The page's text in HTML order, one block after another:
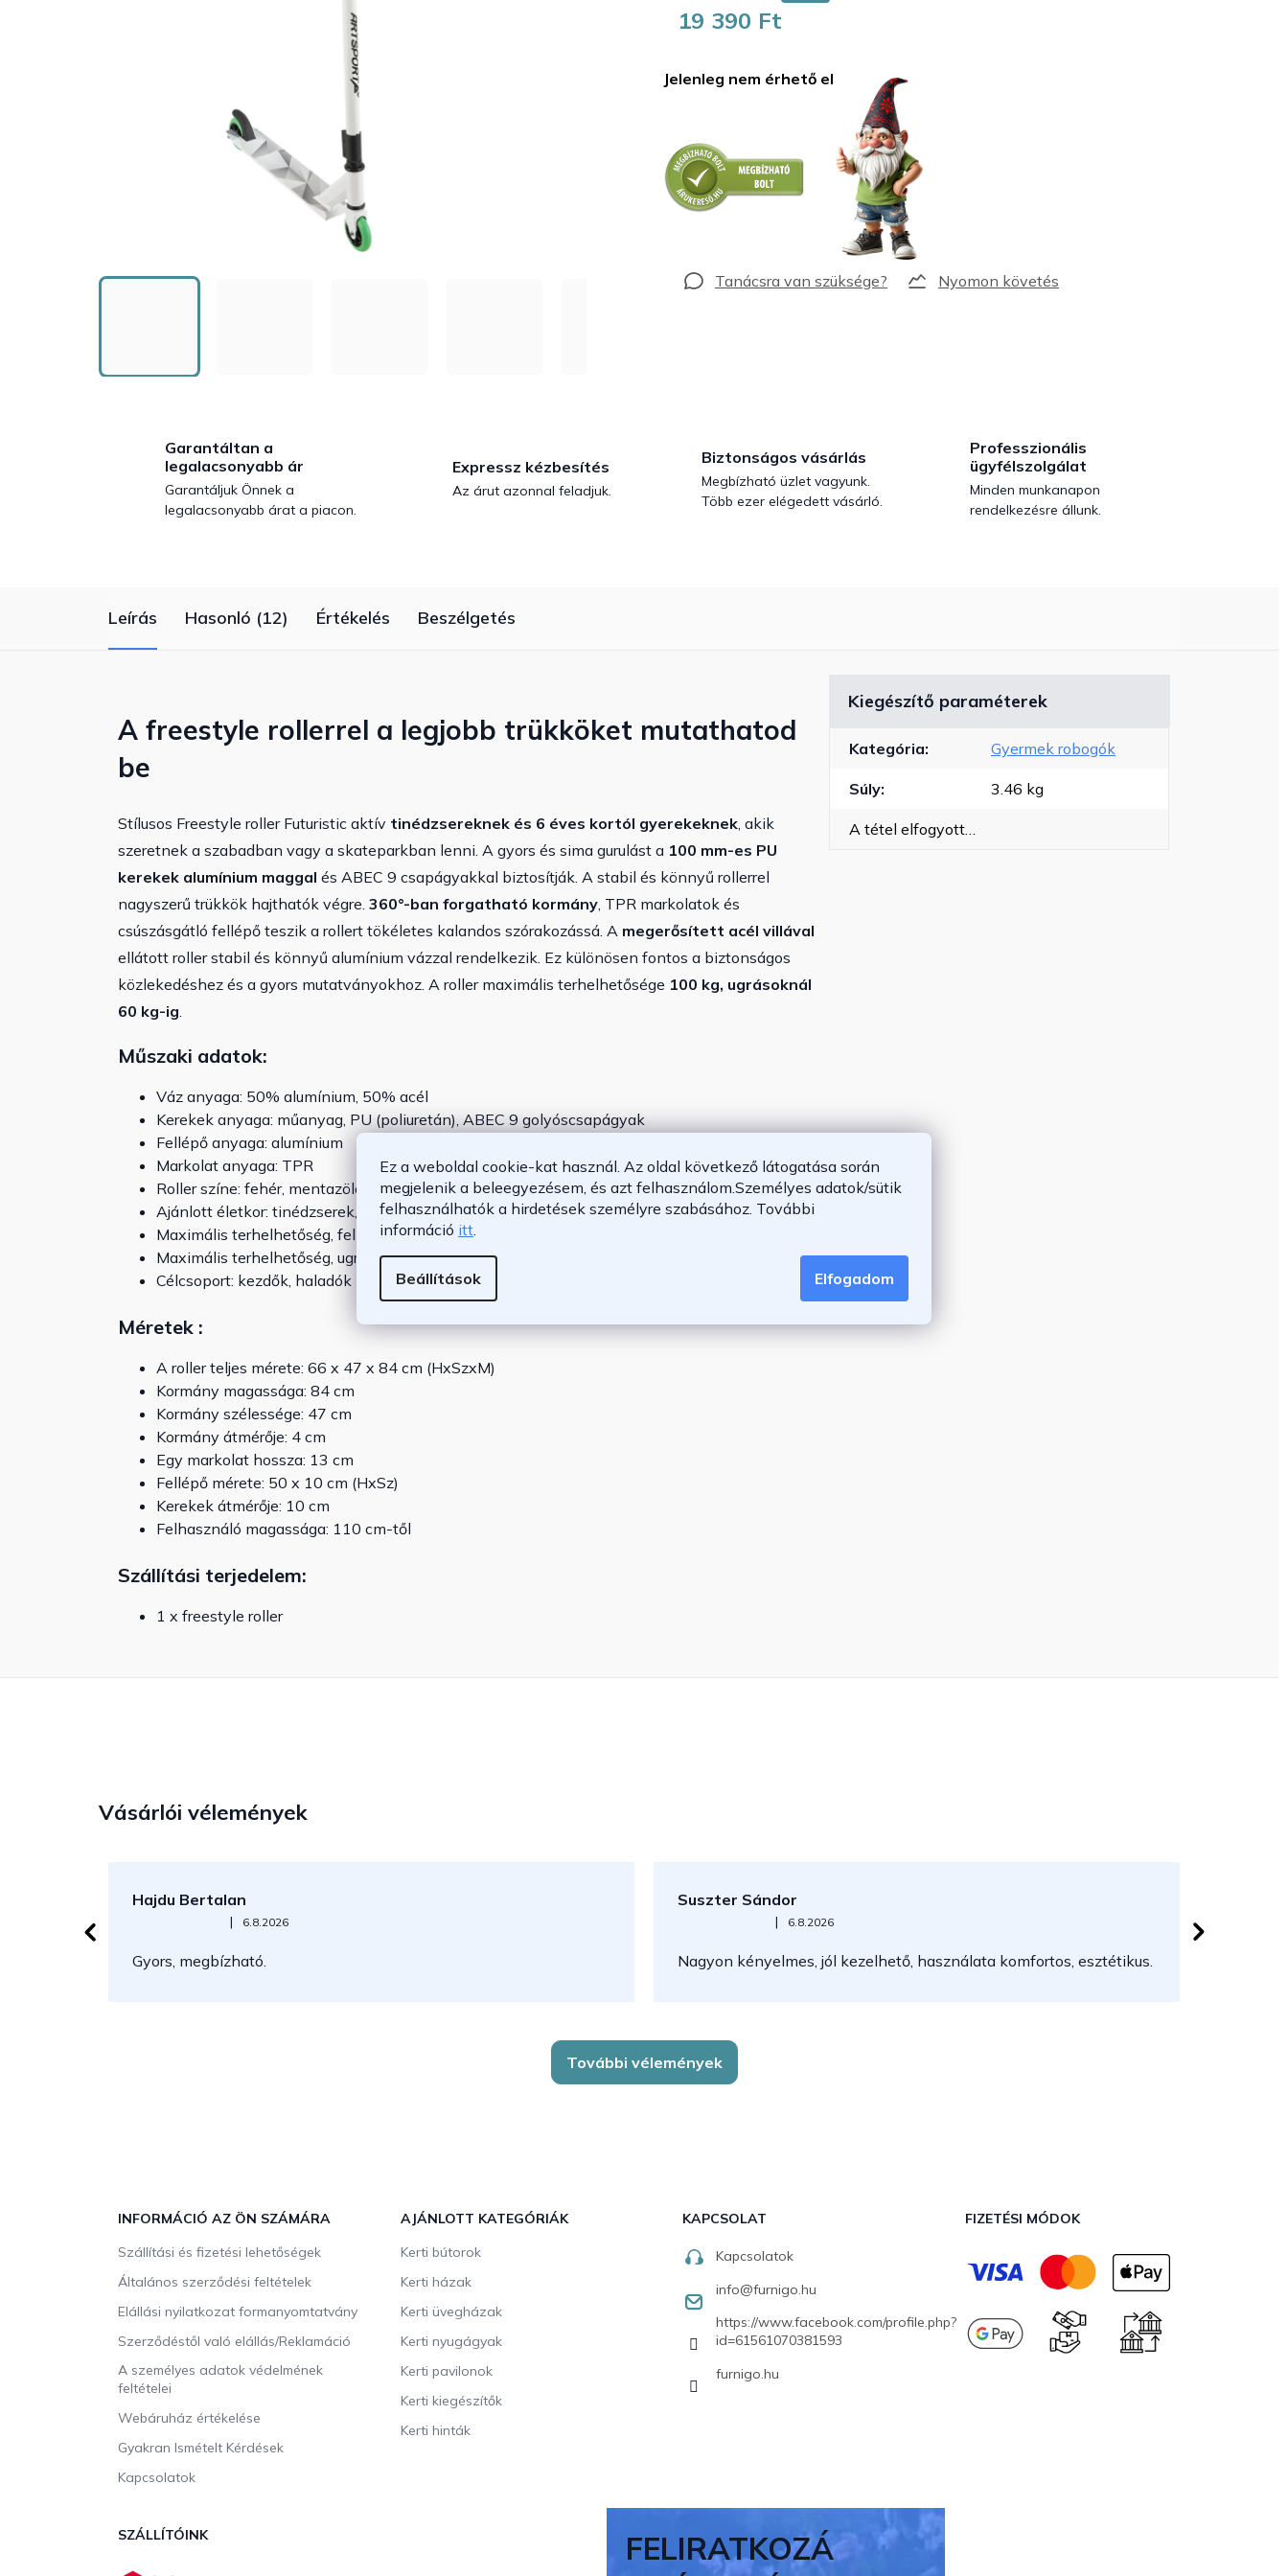
Ez a weboldal cookie-kat használ. Az oldal következő látogatása során
megjelenik a beleegyezésem, és azt felhasználom.Személyes adatok/sütik
felhasználhatók a hirdetések személyre szabásához. További
információ itt.
Beállítások Elfogadom
19 390 Ft
Jelenleg nem érhető el
Nyomon követés
Garantáltan a
legalacsonyabb ár
Garantáljuk Önnek a
legalacsonyabb árat a piacon.
Expressz kézbesítés
Az árut azonnal feladjuk.
Biztonságos vásárlás
Megbízható üzlet vagyunk.
Több ezer elégedett vásárló.
Professzionális
ügyfélszolgálat
Minden munkanapon
rendelkezésre állunk.
Leírás Hasonló (12) Értékelés Beszélgetés
A freestyle rollerrel a legjobb trükköket mutathatod
be
Stílusos Freestyle roller Futuristic aktív tinédzsereknek és 6 éves kortól gyerekeknek, akik
szeretnek a szabadban vagy a skateparkban lenni. A gyors és sima gurulást a 100 mm-es PU
kerekek alumínium maggal és ABEC 9 csapágyakkal biztosítják. A stabil és könnyű rollerrel
nagyszerű trükkök hajthatók végre. 360°-ban forgatható kormány, TPR markolatok és
csúszásgátló fellépő teszik a rollert tökéletes kalandos szórakozássá. A megerősített acél villával
ellátott roller stabil és könnyű alumínium vázzal rendelkezik. Ez különösen fontos a biztonságos
közlekedéshez és a gyors mutatványokhoz. A roller maximális terhelhetősége 100 kg, ugrásoknál
60 kg-ig.
Műszaki adatok:
Váz anyaga: 50% alumínium, 50% acél
Kerekek anyaga: műanyag, PU (poliuretán), ABEC 9 golyóscsapágyak
Fellépő anyaga: alumínium
Markolat anyaga: TPR
Roller színe: fehér, mentazöld, szürke
Ajánlott életkor: tinédzserek, 6 éves kortól gyerekek
Maximális terhelhetőség, felhasználó súlya: 100 kg
Maximális terhelhetőség, ugrásoknál: 60 kg
Célcsoport: kezdők, haladók
Méretek :
A roller teljes mérete: 66 x 47 x 84 cm (HxSzxM)
Kormány magassága: 84 cm
Kormány szélessége: 47 cm
Kormány átmérője: 4 cm
Egy markolat hossza: 13 cm
Fellépő mérete: 50 x 10 cm (HxSz)
Kerekek átmérője: 10 cm
Felhasználó magassága: 110 cm-től
Szállítási terjedelem:
1 x freestyle roller
Kiegészítő paraméterek
Kategória: Gyermek robogók
Súly: 3.46 kg
A tétel elfogyott…
Vásárlói vélemények
Hajdu Bertalan
Az áruház értékelése 5-ből 5 csillag.
| 6.8.2026
Gyors, megbízható.
Suszter Sándor
Az áruház értékelése 5-ből 5 csillag.
| 6.8.2026
Nagyon kényelmes, jól kezelhető, használata komfortos, esztétikus.
További vélemények
INFORMÁCIÓ AZ ÖN SZÁMÁRA
Szállítási és fizetési lehetőségek
Általános szerződési feltételek
Elállási nyilatkozat formanyomtatvány
Szerződéstől való elállás/Reklamáció
A személyes adatok védelmének
feltételei
Webáruház értékelése
Gyakran Ismételt Kérdések
Kapcsolatok
AJÁNLOTT KATEGÓRIÁK
Kerti bútorok
Kerti házak
Kerti üvegházak
Kerti nyugágyak
Kerti pavilonok
Kerti kiegészítők
Kerti hinták
KAPCSOLAT
Kapcsolatok
info@furnigo.hu
https://www.facebook.com/profile.php?
id=61561070381593
furnigo.hu
FIZETÉSI MÓDOK
SZÁLLÍTÓINK
FELIRATKOZÁ